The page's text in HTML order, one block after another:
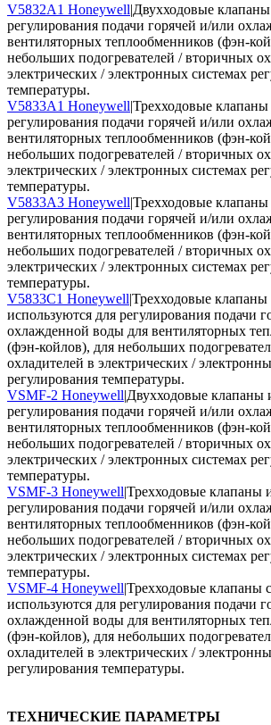
V5832A1 Honeywell|Двухходовые
регулирования подачи горячей и/или
вентиляторных теплообменников (фэн-
небольших подогревателей / вторичных
электрических / электронных системах
температуры.
V5833A1 Honeywell|Трехходовые
регулирования подачи горячей и/или
вентиляторных теплообменников (фэн-
небольших подогревателей / вторичных
электрических / электронных системах
температуры.
V5833A3 Honeywell|Трехходовые
регулирования подачи горячей и/или
вентиляторных теплообменников (фэн-
небольших подогревателей / вторичных
электрических / электронных системах
температуры.
V5833C1 Honeywell|Трехходовые клапаны
используются для регулирования подачи
охлажденной воды для вентиляторных
(фэн-койлов), для небольших
охладителей в электрических /
регулирования температуры.
VSMF-2 Honeywell|Двухходовые клапаны
регулирования подачи горячей и/или
вентиляторных теплообменников (фэн-
небольших подогревателей / вторичных
электрических / электронных системах
температуры.
VSMF-3 Honeywell|Трехходовые клапаны
регулирования подачи горячей и/или
вентиляторных теплообменников (фэн-
небольших подогревателей / вторичных
электрических / электронных системах
температуры.
VSMF-4 Honeywell|Трехходовые клапаны
используются для регулирования подачи
охлажденной воды для вентиляторных
(фэн-койлов), для небольших
охладителей в электрических /
регулирования температуры.
ТЕХНИЧЕСКИЕ ПАРАМЕТРЫ